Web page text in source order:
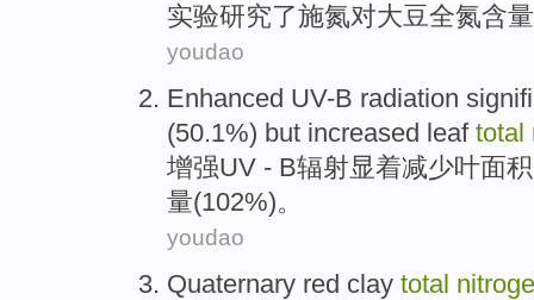
实验研究了施氮对大豆全氮含量
youdao
Enhanced UV-B radiation
(50.1%) but increased leaf total
增强UV - B辐射显着减少叶面积
量(102%)。
youdao
Quaternary red clay total